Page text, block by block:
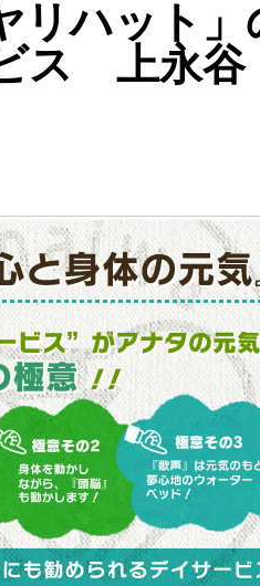
リハット
ス 上永谷